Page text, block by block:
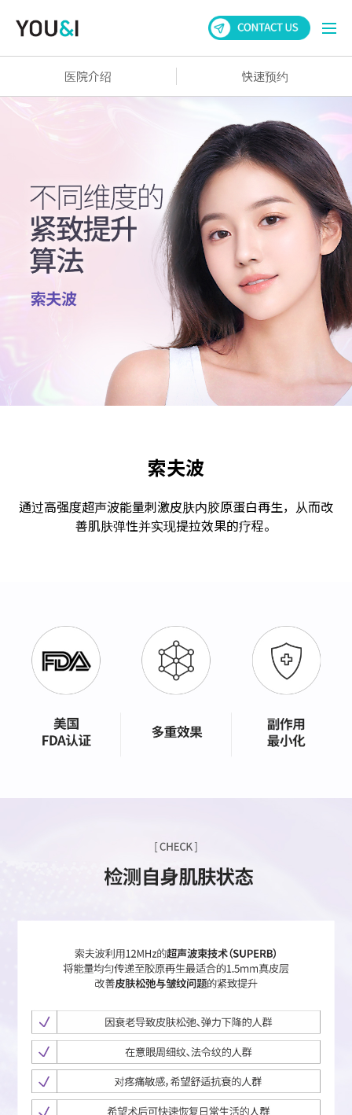
医院介绍 快速预约
索夫波
通过高强度超声波能量刺激皮肤内胶原蛋白再生，从而改
善肌肤弹性并实现提拉效果的疗程。